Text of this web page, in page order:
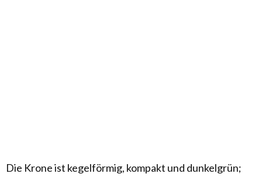
Die Krone ist kegelförmig, kompakt und dunkelgrün;